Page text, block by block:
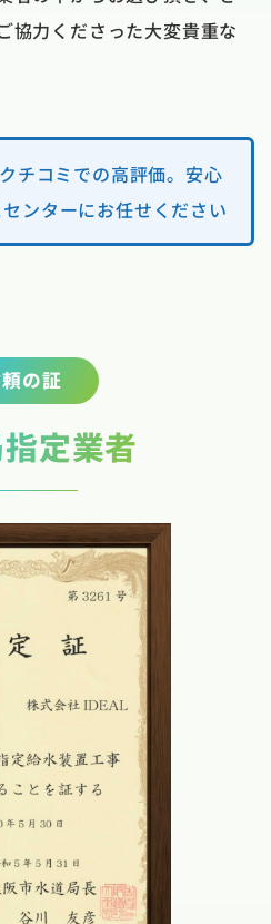
協力くださった大変貴重な
チコミでの高評価。安心
ンターにお任せください
の証
定業者